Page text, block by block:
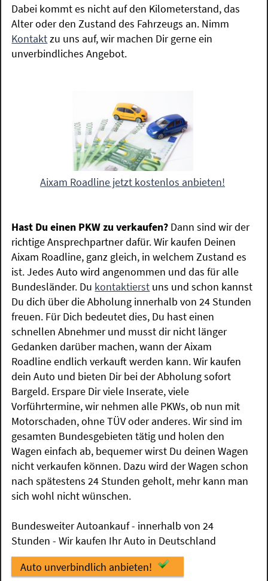
Dabei kommt es nicht auf den Kilometerstand, das
Alter oder den Zustand des Fahrzeugs an. Nimm
Kontaktzu uns auf, wir machen Dir gerne ein
unverbindliches Angebot.
Aixam Roadline jetzt kostenlos anbieten!
Hast Du einen PKW zu verkaufen? Dann sind wir der
richtige Ansprechpartner dafür. Wir kaufen Deinen
Aixam Roadline, ganz gleich, in welchem Zustand es
ist. Jedes Auto wird angenommen und das für alle
Bundesländer. Du kontaktierst uns und schon kannst
Du dich über die Abholung innerhalb von 24 Stunden
freuen. Für Dich bedeutet dies, Du hast einen
schnellen Abnehmer und musst dir nicht länger
Gedanken darüber machen, wann der Aixam
Roadline endlich verkauft werden kann. Wir kaufen
dein Auto und bieten Dir bei der Abholung sofort
Bargeld. Erspare Dir viele Inserate, viele
Vorführtermine, wir nehmen alle PKWs, ob nun mit
Motorschaden, ohne TÜV oder anderes. Wir sind im
gesamten Bundesgebieten tätig und holen den
Wagen einfach ab, bequemer wirst Du deinen Wagen
nicht verkaufen können. Dazu wird der Wagen schon
nach spätestens 24 Stunden geholt, mehr kann man
sich wohl nicht wünschen.
Bundesweiter Autoankauf - innerhalb von 24
Stunden - Wir kaufen Ihr Auto in Deutschland
Auto unverbindlich anbieten!